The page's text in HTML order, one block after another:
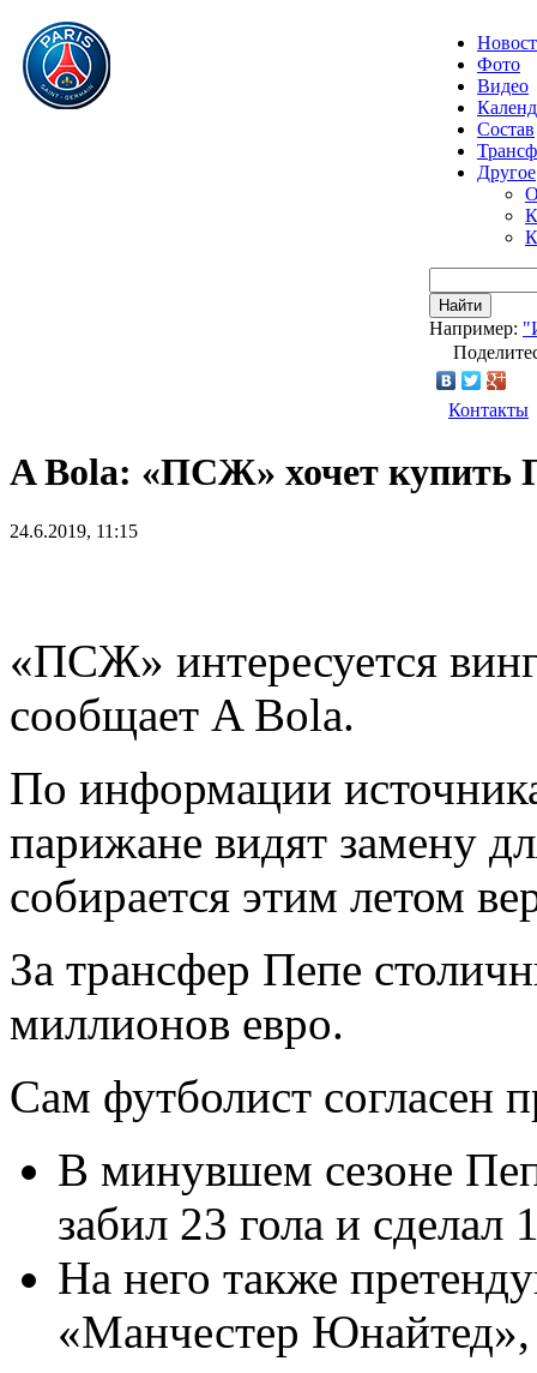
Фото
Видео
Состав
Другое
Найти
Например:
Контакты
A Bola: «ПСЖ» хочет купить
24.6.2019, 11:15
«ПСЖ» интересуется
сообщает A Bola.
По информации
парижане видят замену
собирается этим летом
За трансфер Пепе
миллионов евро.
Сам футболист согласен
В минувшем сезоне
забил 23 гола и сделал
На него также
«Манчестер